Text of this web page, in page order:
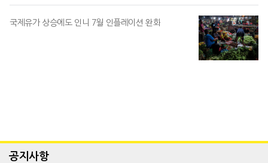
국제유가 상승에도 인니 7월 인플레이션 완화
공지사항